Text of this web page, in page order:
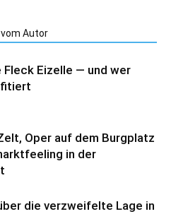
vom Autor
Fleck Eizelle — und wer
Oper auf dem Burgplatz
in der
die verzweifelte Lage in